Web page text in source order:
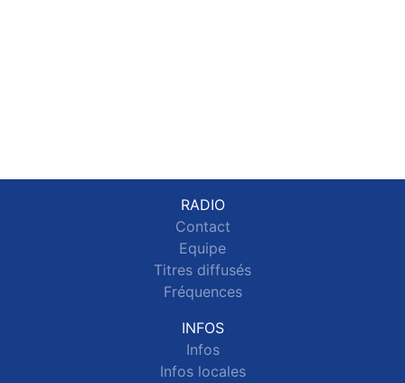
RADIO
Contact
Equipe
Titres diffusés
Fréquences
INFOS
Infos
Infos locales